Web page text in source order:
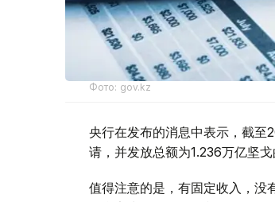
Фото: gov.kz
央行在发布的消息中表示，截
请，并发放总额为1.236万亿坚戈
值得注意的是，有固定收入，没